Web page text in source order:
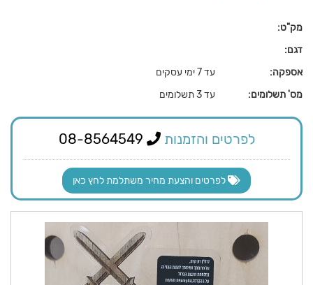
מק"ט:
דגם:
אספקה:
עד 7 ימי עסקים
מס' תשלומים:
עד 3 תשלומים
לפרטים והזמנות
לפרטים והצעת מחיר משתלמת לחץ כאן